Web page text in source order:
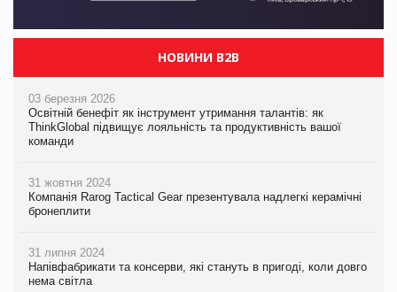
НОВИНИ B2B
03 березня 2026
Освітній бенефіт як інструмент утримання талантів: як
ThinkGlobal підвищує лояльність та продуктивність вашої
команди
31 жовтня 2024
Компанія Rarog Tactical Gear презентувала надлегкі керамічні
бронеплити
31 липня 2024
Напівфабрикати та консерви, які стануть в пригоді, коли довго
нема світла